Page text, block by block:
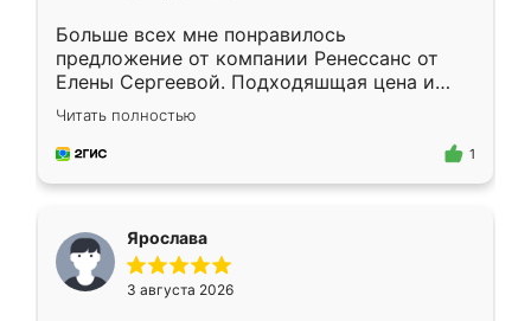
Больше всех мне понравилось
предложение от компании Ренессанс от
Елены Сергеевой. Подходяшщая цена и
короткие сроки изготовления. Приехавший
для замера сотрудник Владислав
предложил по моему эскизу самый
Читать полностью
1
Ярослава
3 августа 2026